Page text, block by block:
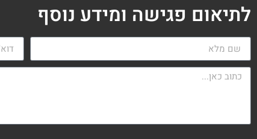
לתיאום פגישה ומידע נוסף